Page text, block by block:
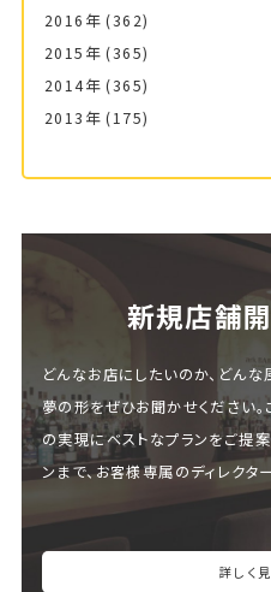
2016年 (362)
2015年 (365)
2014年 (365)
2013年 (175)
新規店舗
どんなお店にしたいのか、どんな
夢の形をぜひお聞かせください
の実現にベストなプランをご提
ンまで、お客様専属のディレクタ
詳しく